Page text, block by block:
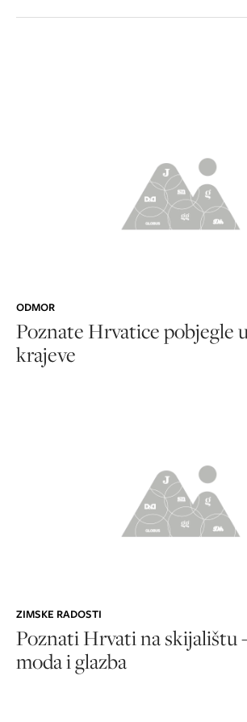
ODMOR
Poznate Hrvatice pobjegle
krajeve
ZIMSKE RADOSTI
Poznati Hrvati na skijalištu
moda i glazba